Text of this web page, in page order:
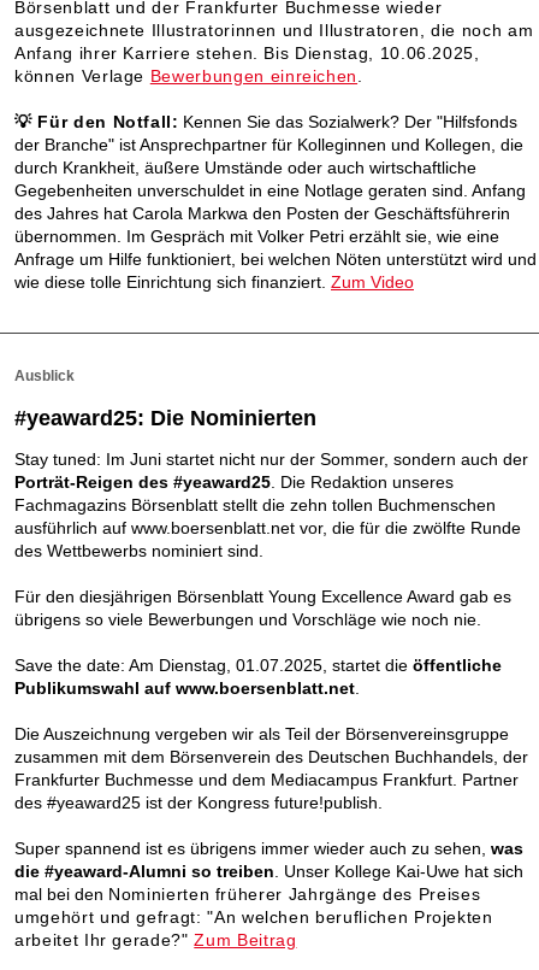
Börsenblatt und der Frankfurter Buchmesse wieder
ausgezeichnete Illustratorinnen und Illustratoren, die noch am
Anfang ihrer Karriere stehen. Bis Dienstag, 10.06.2025,
können Verlage Bewerbungen einreichen
💡Für den Notfall: Kennen Sie das Sozialwerk? Der "Hilfsfonds
der Branche" ist Ansprechpartner für Kolleginnen und Kollegen, die
durch Krankheit, äußere Umstände oder auch wirtschaftliche
Gegebenheiten unverschuldet in eine Notlage geraten sind. Anfang
des Jahres hat Carola Markwa den Posten der Geschäftsführerin
übernommen. Im Gespräch mit Volker Petri erzählt sie, wie eine
Anfrage um Hilfe funktioniert, bei welchen Nöten unterstützt wird und
wie diese tolle Einrichtung sich finanziert. Zum Video
Ausblick
#yeaward25: Die Nominierten
Stay tuned: Im Juni startet nicht nur der Sommer, sondern auch der
Porträt-Reigen des #yeaward25 . Die Redaktion unseres
Fachmagazins Börsenblatt stellt die zehn tollen Buchmenschen
ausführlich auf www.boersenblatt.net vor, die für die zwölfte Runde
des Wettbewerbs nominiert sind.
Für den diesjährigen Börsenblatt Young Excellence Award gab es
übrigens so viele Bewerbungen und Vorschläge wie noch nie.
Save the date: Am Dienstag, 01.07.2025, startet die öffentliche
Publikumswahl auf www.boersenblatt.net
Die Auszeichnung vergeben wir als Teil der Börsenvereinsgruppe
zusammen mit dem Börsenverein des Deutschen Buchhandels, der
Frankfurter Buchmesse und dem Mediacampus Frankfurt. Partner
des #yeaward25 ist der Kongress future!publish.
Super spannend ist es übrigens immer wieder auch zu sehen, was
die #yeaward-Alumni so treiben . Unser Kollege Kai-Uwe hat sich
mal bei den Nominierten früherer Jahrgänge des Preises
umgehört und gefragt: "An welchen beruflichen Projekten
arbeitet Ihr gerade?" Zum Beitrag